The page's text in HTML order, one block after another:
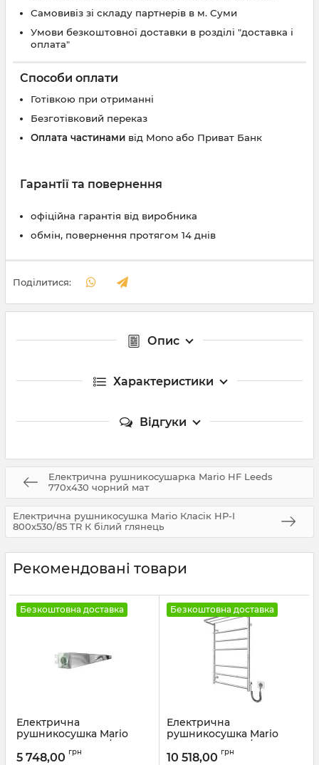
Самовивіз зі складу партнерів в м. Суми
Умови безкоштовної доставки в розділі "доставка і
оплата"
Способи оплати
Готівкою при отриманні
Безготівковий переказ
Оплата частинами від Mono або Приват Банк
Гарантії та повернення
офіційна гарантія від виробника
обмін, повернення протягом 14 днів
Поділитися:
Опис
Характеристики
Відгуки
Електрична рушникосушарка Mario HF Leeds
770x430 чорний мат
Електрична рушникосушка Mario Класік НР-І
800х530/85 TR К білий глянець
Рекомендовані товари
Безкоштовна доставка
Електрична
рушникосушка Mario
Аккордо-I 30х630/85
чорний мат
5 748,00 грн
Безкоштовна доставка
Електрична
рушникосушка Mario
Home-І 770х530/240 TR К
білий мат
10 518,00 грн